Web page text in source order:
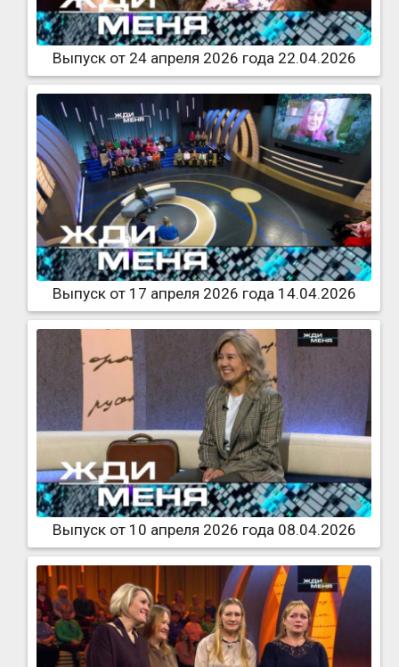
Выпуск от 24 апреля 2026 года 22.04.2026
Выпуск от 17 апреля 2026 года 14.04.2026
Выпуск от 10 апреля 2026 года 08.04.2026